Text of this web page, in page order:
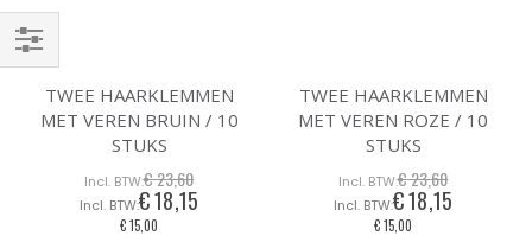
TWEE HAARKLEMMEN
MET VEREN BRUIN / 10
STUKS
€ 23,60
Speciale
prijs
€ 18,15
€ 15,00
TWEE HAARKLEMMEN
MET VEREN ROZE / 10
STUKS
€ 23,60
Speciale
prijs
€ 18,15
€ 15,00
Filteren